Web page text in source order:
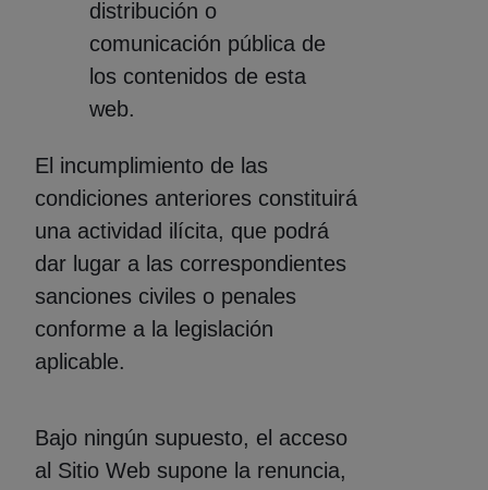
distribución o
comunicación pública de
los contenidos de esta
web.
El incumplimiento de las
condiciones anteriores constituirá
una actividad ilícita, que podrá
dar lugar a las correspondientes
sanciones civiles o penales
conforme a la legislación
aplicable.
Bajo ningún supuesto, el acceso
al Sitio Web supone la renuncia,